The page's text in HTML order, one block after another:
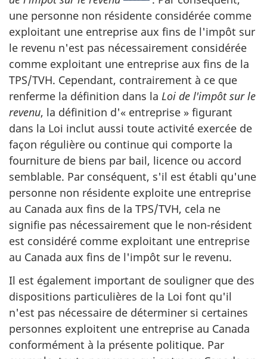
une personne non résidente considérée comme
exploitant une entreprise aux fins de l'impôt sur
le revenu n'est pas nécessairement considérée
comme exploitant une entreprise aux fins de la
TPS/TVH. Cependant, contrairement à ce que
renferme la définition dans la Loi de l'impôt sur le
revenu, la définition d'« entreprise » figurant
dans la Loi inclut aussi toute activité exercée de
façon régulière ou continue qui comporte la
fourniture de biens par bail, licence ou accord
semblable. Par conséquent, s'il est établi qu'une
personne non résidente exploite une entreprise
au Canada aux fins de la TPS/TVH, cela ne
signifie pas nécessairement que le non-résident
est considéré comme exploitant une entreprise
au Canada aux fins de l'impôt sur le revenu.
Il est également important de souligner que des
dispositions particulières de la Loi font qu'il
n'est pas nécessaire de déterminer si certaines
personnes exploitent une entreprise au Canada
conformément à la présente politique. Par